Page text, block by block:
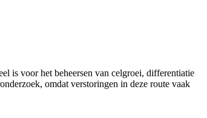
is voor het beheersen van celgroei, differentiatie
omdat verstoringen in deze route vaak